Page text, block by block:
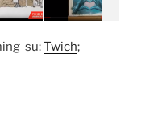
su:Twich;